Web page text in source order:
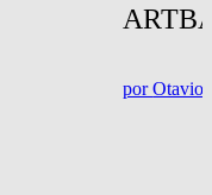
porOtavio